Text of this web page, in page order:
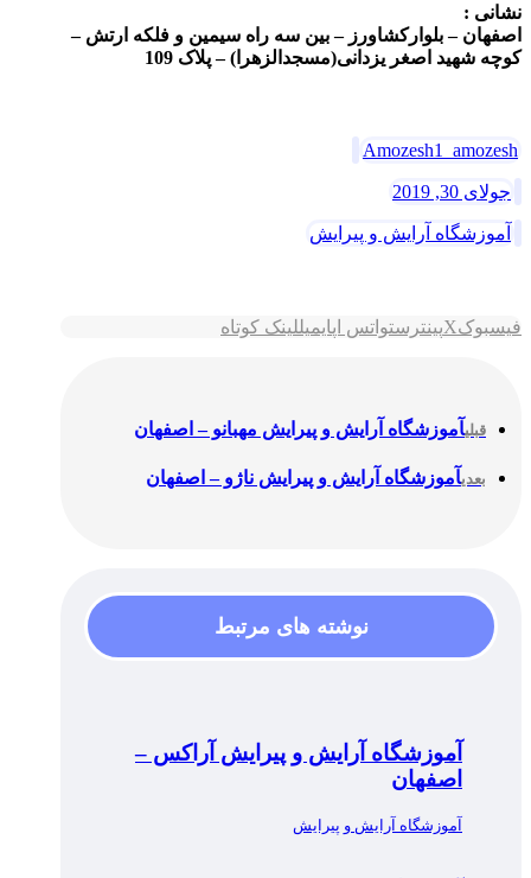
نشانی :
اصفهان – بلوارکشاورز – بین سه راه سیمین و فلکه ارتش –
کوچه شهید اصغر یزدانی(مسجدالزهرا) – پلاک 109
Amozesh1_amozesh
جولای 30, 2019
آموزشگاه آرایش و پیرایش
فیسبوکXپینترستواتس اپایمیللینک کوتاه
قبلیآموزشگاه آرایش و پیرایش مهبانو – اصفهان
بعدیآموزشگاه آرایش و پیرایش ناژو – اصفهان
نوشته های مرتبط
آموزشگاه آرایش و پیرایش آراکس –
اصفهان
آموزشگاه آرایش و پیرایش